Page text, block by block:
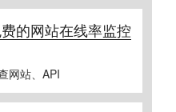
的网站在线率监控
网站、API